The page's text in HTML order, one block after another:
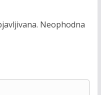
Neophodna